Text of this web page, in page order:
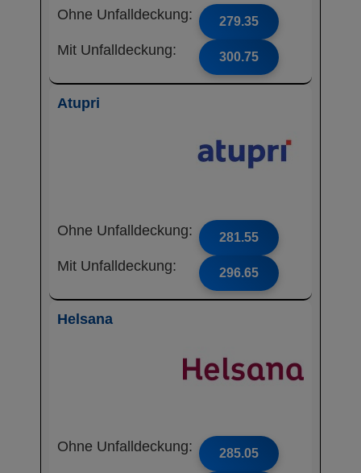
Ohne Unfalldeckung: 279.35
Mit Unfalldeckung: 300.75
Atupri
Ohne Unfalldeckung: 281.55
Mit Unfalldeckung: 296.65
Helsana
Ohne Unfalldeckung: 285.05